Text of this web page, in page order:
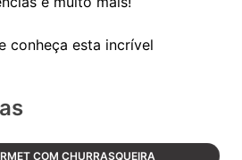
conheça esta incrível
COM CHURRASQUEIRA